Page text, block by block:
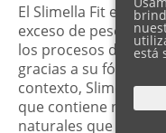
El Slimella Fit es un
exceso de peso. El
los procesos de
gracias a su fórmula
contexto, Slimella Fit
que contiene
naturales que
está